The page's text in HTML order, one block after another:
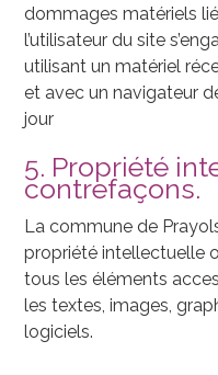
dommages matériels
l’utilisateur du site
utilisant un matériel
et avec un navigateur
jour
5. Propriété
contrefaçons.
La commune de
propriété intellectuelle
tous les éléments
les textes, images,
logiciels.